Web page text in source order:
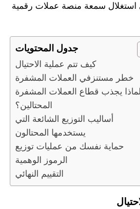
سمعة منصة عملات رقمية
جدول المحتويات
كيف تتم عملية الاحتيال
خطر مستنزفي العملات المشفرة
لماذا يجذب قطاع العملات المشفرة
المحتالين؟
أساليب التوزيع الشائعة التي
يستخدمها المحتالون
حماية نفسك من عمليات توزيع
الرموز الوهمية
التقييم النهائي